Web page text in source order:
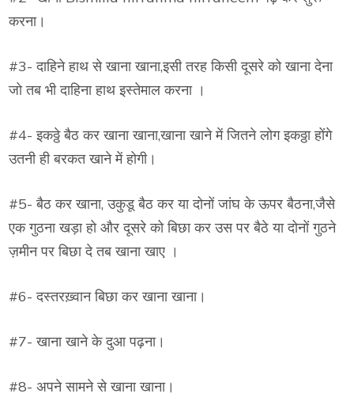
करना।
#3- दाहिने हाथ से खाना खाना,इसी तरह किसी दूसरे को खाना देना
जो तब भी दाहिना हाथ इस्तेमाल करना ।
#4- इकठ्ठे बैठ कर खाना खाना,खाना खाने में जितने लोग इकठ्ठा होंगे
उतनी ही बरकत खाने में होगी।
#5- बैठ कर खाना, उकुडू बैठ कर या दोनों जांघ के ऊपर बैठना,जैसे
एक गुठना खड़ा हो और दूसरे को बिछा कर उस पर बैठे या दोनों गुठने
ज़मीन पर बिछा दे तब खाना खाए ।
#6- दस्तरख़्वान बिछा कर खाना खाना।
#7- खाना खाने के दुआ पढ़ना।
#8- अपने सामने से खाना खाना।